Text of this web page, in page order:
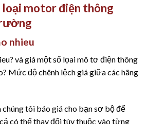
loại motor điện thông
nhieu
và giá một số lọai mô tơ điện thông
Mức độ chênh lệch giá giữa các hãng
tôi báo giá cho bạn sơ bộ để
có thể thay đổi tùy thuộc vào từng